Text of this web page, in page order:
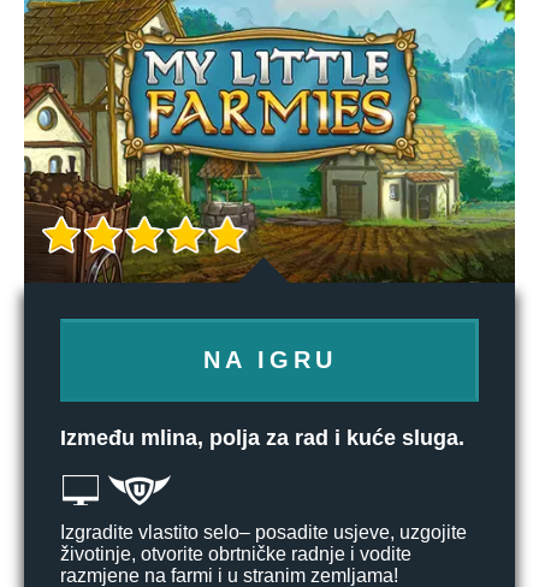
NA IGRU
Između mlina, polja za rad i kuće sluga.
Izgradite vlastito selo– posadite usjeve, uzgojite
životinje, otvorite obrtničke radnje i vodite
razmjene na farmi i u stranim zemljama!